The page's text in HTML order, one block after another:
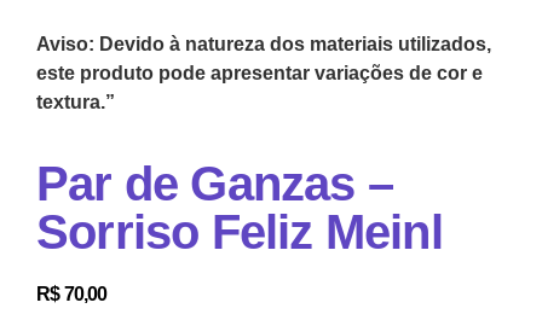
Aviso: Devido à natureza dos materiais utilizados,
este produto pode apresentar variações de cor e
textura.”
Par de Ganzas –
Sorriso Feliz Meinl
R$70,00